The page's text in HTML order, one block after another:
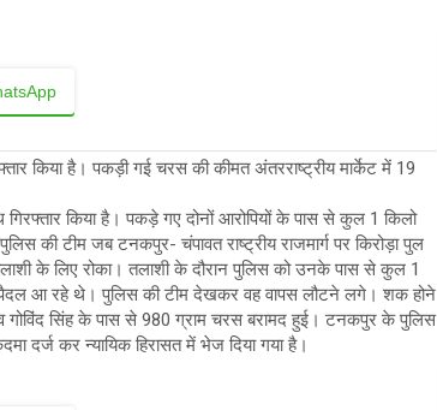
किया है। पकड़ी गई चरस की कीमत अंतरराष्ट्रीय मार्केट में 19
किया है। पकड़े गए दोनों आरोपियों के पास से कुल 1 किलो
की टीम जब टनकपुर- चंपावत राष्ट्रीय राजमार्ग पर किरोड़ा पुल
के लिए रोका। तलाशी के दौरान पुलिस को उनके पास से कुल 1
आ रहे थे। पुलिस की टीम देखकर वह वापस लौटने लगे। शक होने
गोविंद सिंह के पास से 980 ग्राम चरस बरामद हुई। टनकपुर के पुलिस
दर्ज कर न्यायिक हिरासत में भेज दिया गया है।